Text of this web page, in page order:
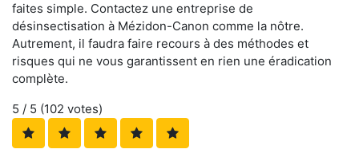
faites simple. Contactez une entreprise de
désinsectisation à Mézidon-Canon comme la nôtre.
Autrement, il faudra faire recours à des méthodes et
risques qui ne vous garantissent en rien une éradication
complète.
5 / 5 (102 votes)